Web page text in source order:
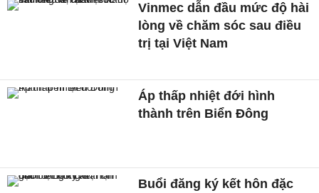
Vinmec dẫn đầu mức độ hài
lòng về chăm sóc sau điều
trị tại Việt Nam
Áp thấp nhiệt đới hình
thành trên Biển Đông
Buổi đăng ký kết hôn đặc